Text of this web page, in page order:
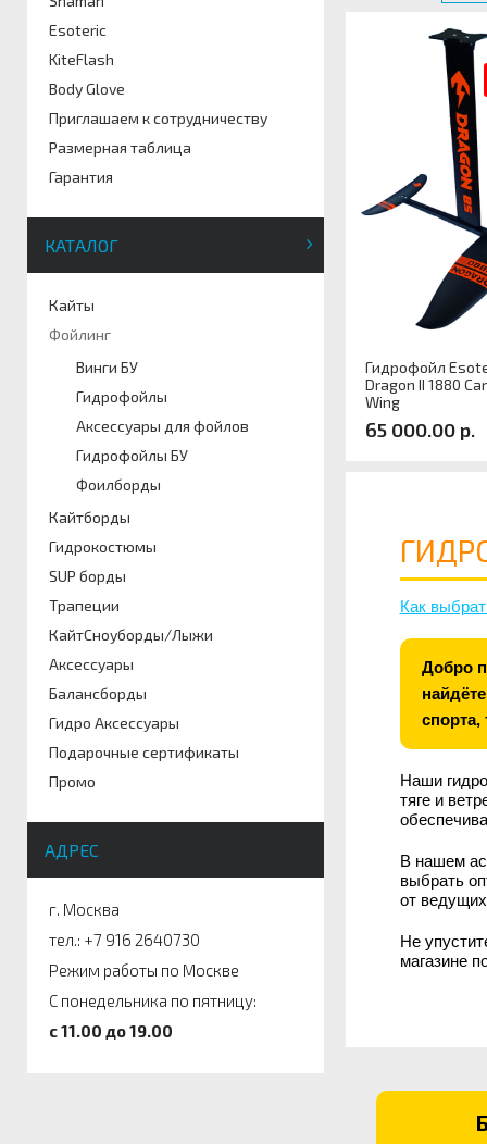
Esoteric
KiteFlash
Body Glove
Приглашаем к сотрудничеству
Размерная таблица
Гарантия
КАТАЛОГ
Кайты
Фойлинг
Винги БУ
Гидрофойлы
Аксессуары для фойлов
Гидрофойлы БУ
Фоилборды
Кайтборды
Гидрокостюмы
SUP борды
Трапеции
КайтСноуборды/Лыжи
Аксессуары
Балансборды
Гидро Аксессуары
Подарочные сертификаты
Промо
АДРЕС
г. Москва
тел.: +7 916 2640730
Режим работы по Москве
С понедельника по пятницу:
c 11.00 до 19.00
Гидрофойл
Dragon II 1880
Wing
65 000.00 р.
Как
Добро
спорта,
Наши
тяге и
В нашем
выбрать
от
Не
магазине